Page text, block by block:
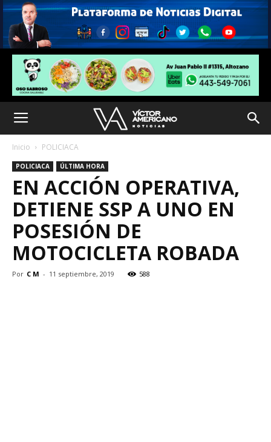
Inicio POLICIACA
POLICIACA ÚLTIMA HORA
EN ACCIÓN OPERATIVA,
DETIENE SSP A UNO EN
POSESIÓN DE
MOTOCICLETA ROBADA
Por C M - 11 septiembre, 2019 588